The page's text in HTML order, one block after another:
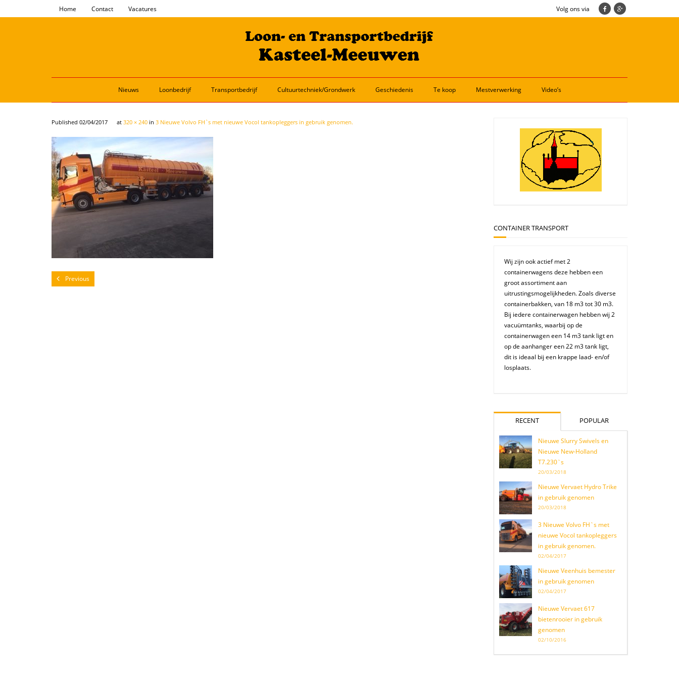
Home Contact Vacatures Volg ons via
Nieuws Loonbedrijf Transportbedrijf Cultuurtechniek/Grondwerk Geschiedenis Te koop Mestverwerking Video’s
Published 02/04/2017 at 320 × 240 in 3 Nieuwe Volvo FH`s met nieuwe Vocol tankopleggers in gebruik genomen.
Previous
CONTAINER TRANSPORT
Wij zijn ook actief met 2
containerwagens deze hebben een
groot assortiment aan
uitrustingsmogelijkheden. Zoals diverse
containerbakken, van 18 m3 tot 30 m3.
Bij iedere containerwagen hebben wij 2
vacuümtanks, waarbij op de
containerwagen een 14 m3 tank ligt en
op de aanhanger een 22 m3 tank ligt,
dit is ideaal bij een krappe laad- en/of
losplaats.
RECENT POPULAR
Nieuwe Slurry Swivels en
Nieuwe New-Holland
T7.230`s
20/03/2018
Nieuwe Vervaet Hydro Trike
in gebruik genomen
20/03/2018
3 Nieuwe Volvo FH`s met
nieuwe Vocol tankopleggers
in gebruik genomen.
02/04/2017
Nieuwe Veenhuis bemester
in gebruik genomen
02/04/2017
Nieuwe Vervaet 617
bietenrooier in gebruik
genomen
02/10/2016